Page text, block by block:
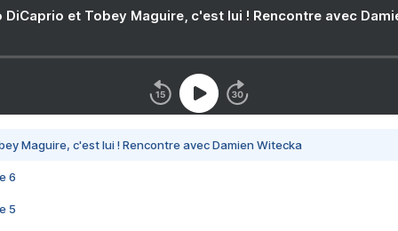
DiCaprio et Tobey Maguire, c'est lui ! Rencontre avec
Maguire, c'est lui ! Rencontre avec Damien Witecka
6
5